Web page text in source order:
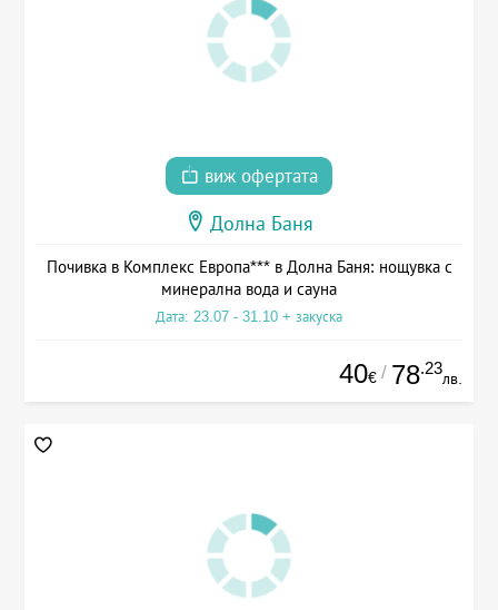
виж офертата
Долна Баня
Почивка в Комплекс Европа*** в Долна Баня: нощувка с
минерална вода и сауна
Дата: 23.07 - 31.10 + закуска
40€ / 78.23
лв.